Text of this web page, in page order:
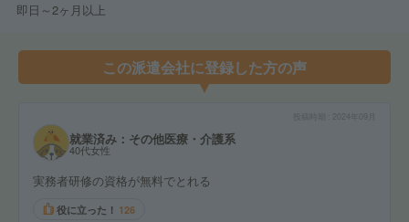
即日～2ヶ月以上
この派遣会社に登録した方の声
2024年09月
就業済み：その他医療・介護系
40代女性
実務者研修の資格が無料でとれる
役に立った！ 126